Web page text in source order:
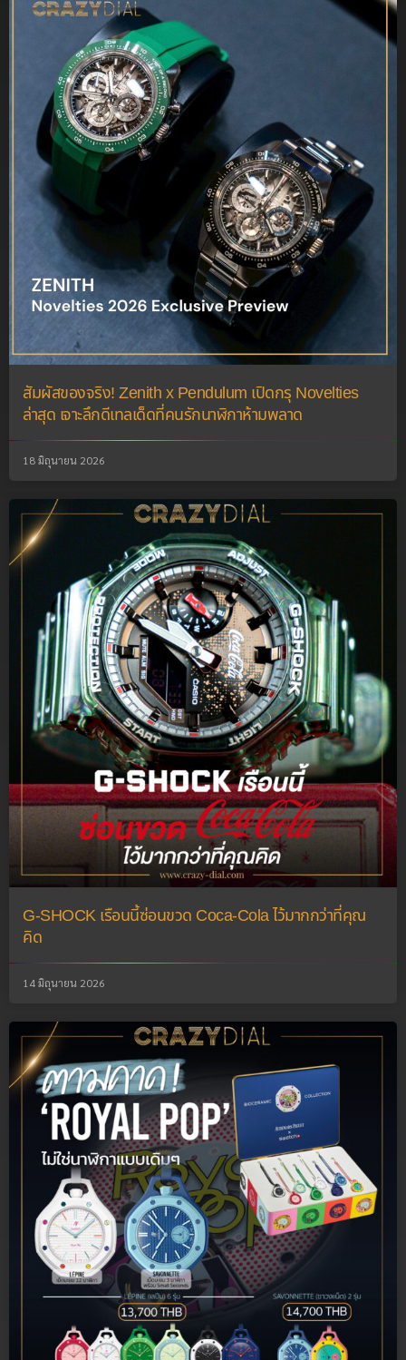
สัมผัสของจริง! Zenith x Pendulum เปิดกรุ Novelties
ล่าสุด เจาะลึกดีเทลเด็ดที่คนรักนาฬิกาห้ามพลาด
18 มิถุนายน 2026
G-SHOCK เรือนนี้ซ่อนขวด Coca-Cola ไว้มากกว่าที่คุณ
คิด
14 มิถุนายน 2026